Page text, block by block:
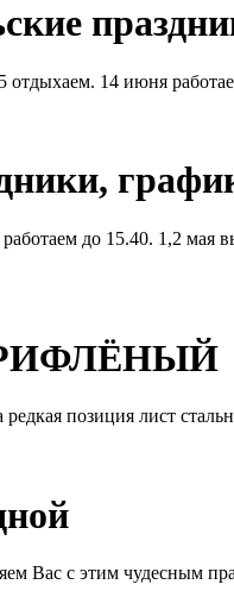
отдыхаем. 14 июня
до 15.40. 1,2 мая
позиция лист
Вас с этим чудесным